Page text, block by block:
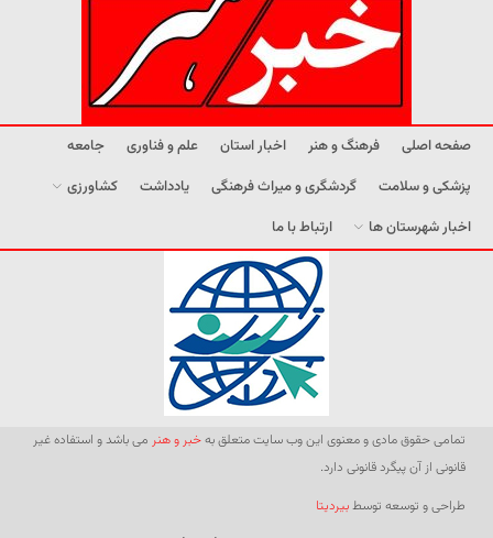
صفحه اصلی فرهنگ و هنر اخبار استان علم و فناوری
جامعه
پزشکی و سلامت
گردشگری و میراث فرهنگی یادداشت
کشاورزی
اخبار شهرستان ها
ارتباط با ما
تمامی حقوق مادی و معنوی این وب سایت متعلق بهخبر و هنر می باشد و استفاده غیر
قانونی از آن پیگرد قانونی دارد.
طراحی و توسعه توسطبیردیتا